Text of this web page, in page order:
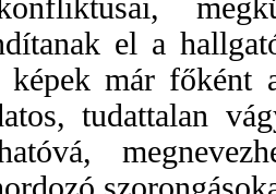
el a
már főként
tudattalan